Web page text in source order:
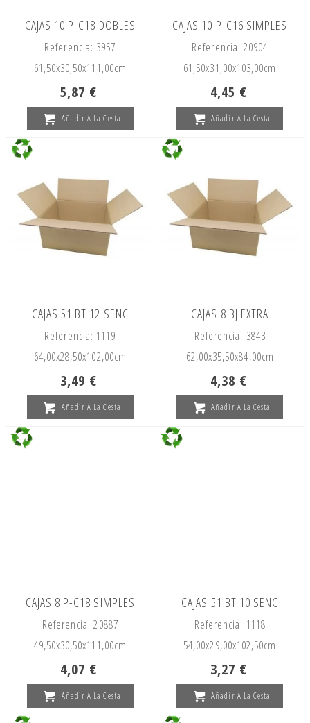
CAJAS 10 P-C18 DOBLES
Referencia: 3957
61,50x30,50x111,00cm
5,87 €
Añadir A La Cesta
CAJAS 10 P-C16 SIMPLES
Referencia: 20904
61,50x31,00x103,00cm
4,45 €
Añadir A La Cesta
CAJAS 51 BT 12 SENC
Referencia: 1119
64,00x28,50x102,00cm
3,49 €
Añadir A La Cesta
CAJAS 8 BJ EXTRA
Referencia: 3843
62,00x35,50x84,00cm
4,38 €
Añadir A La Cesta
CAJAS 8 P-C18 SIMPLES
Referencia: 20887
49,50x30,50x111,00cm
4,07 €
Añadir A La Cesta
CAJAS 51 BT 10 SENC
Referencia: 1118
54,00x29,00x102,50cm
3,27 €
Añadir A La Cesta